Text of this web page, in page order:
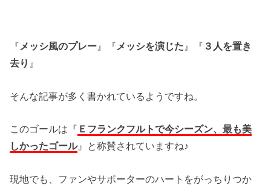
『 メッシ風のプレー 』『 メッシを演じた 』『 ３人を置き
去り 』
そんな記事が多く書かれているようですね。
このゴールは『 Ｅフランクフルトで今シーズン、最も美
しかったゴール』と称賛されていますね♪
現地でも、ファンやサポーターのハートをがっちりつか